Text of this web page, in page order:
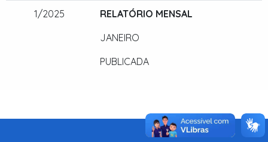
1/2025
RELATÓRIO MENSAL
JANEIRO
PUBLICADA